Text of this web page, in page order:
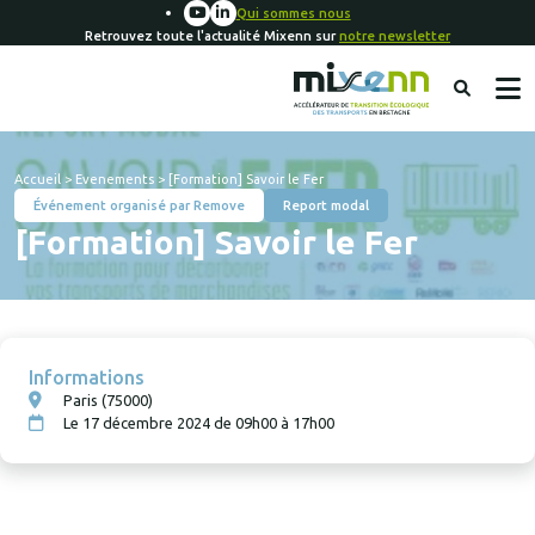
Qui sommes nous
Retrouvez toute l'actualité Mixenn surnotre newsletter
Accueil> Evenements > [Formation] Savoir le Fer
Événement organisé par Remove
Report modal
[Formation] Savoir le Fer
Informations
Paris (75000)
Le 17 décembre 2024 de 09h00 à 17h00